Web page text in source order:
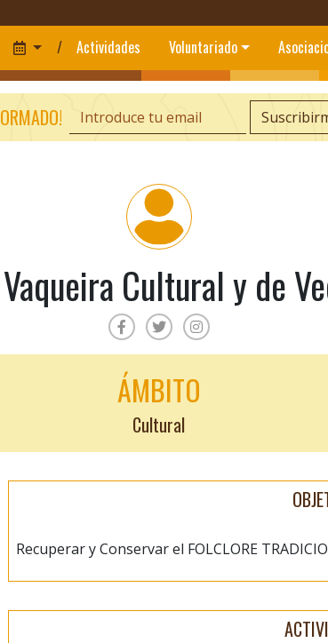
/ Actividades Voluntariado
Cultural y de
ÁMBITO
Cultural
Recuperar y Conservar el FOLCLORE